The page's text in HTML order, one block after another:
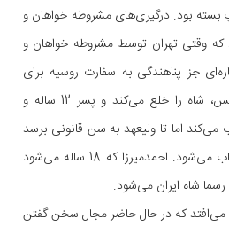
سال 1287 به توپ بسته بود. درگیری‌های مشروطه خواهان و
که وقتی تهران توسط مشروطه خواهان و
جز پناهندگی به سفارت روسیه برای
محمدعلی شاه نمی‌ماند. مجلس، شاه را خلع می‌کند و پسر 12 ساله و
اما تا ولیعهد به سن قانونی برسد
دو نایب السلطنه برایش انتخاب می‌شود. احمدمیرزا که 18 ساله می‌شود
می‌افتد که در حال حاضر مجال سخن گفتن